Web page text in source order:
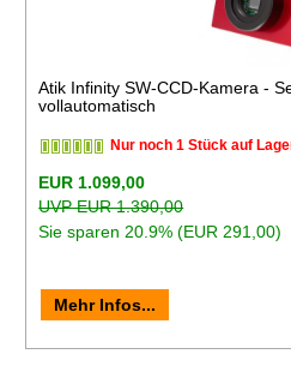
Atik Infinity SW-CCD-Kamera -
vollautomatisch
Nur noch 1 Stück auf
EUR 1.099,00
UVP EUR 1.390,00
Sie sparen 20.9% (EUR 291,00)
Mehr Infos...